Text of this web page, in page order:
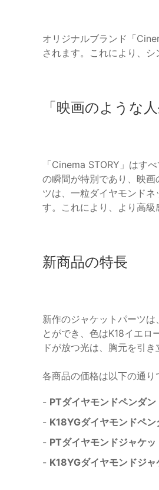
オリジナルブランド「
されます。これにより、
「映画のような
「Cinema STORY」はす
の瞬間が特別であり、映
ツは、一粒ダイヤモンド
す。これにより、より高級
新商品の特長
新作のジャケットパーツ
とができ、色はK18イエロ
ドが放つ光は、胸元を引
各商品の価格は以下の通り
- PTダイヤモンドペンダン
- K18YGダイヤモンドペン
- PTダイヤモンドジャケッ
- K18YGダイヤモンドジャ